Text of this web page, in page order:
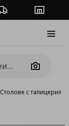
Проследяване на
Camera
Столове с тапицерия